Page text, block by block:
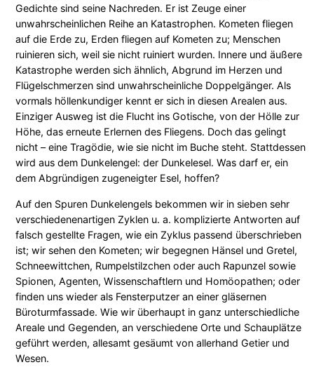
Gedichte sind seine Nachreden. Er ist Zeuge einer
unwahrscheinlichen Reihe an Katastrophen. Kometen fliegen
auf die Erde zu, Erden fliegen auf Kometen zu; Menschen
ruinieren sich, weil sie nicht ruiniert wurden. Innere und äußere
Katastrophe werden sich ähnlich, Abgrund im Herzen und
Flügelschmerzen sind unwahrscheinliche Doppelgänger. Als
vormals höllenkundiger kennt er sich in diesen Arealen aus.
Einziger Ausweg ist die Flucht ins Gotische, von der Hölle zur
Höhe, das erneute Erlernen des Fliegens. Doch das gelingt
nicht – eine Tragödie, wie sie nicht im Buche steht. Stattdessen
wird aus dem Dunkelengel: der Dunkelesel. Was darf er, ein
dem Abgründigen zugeneigter Esel, hoffen?
Auf den Spuren Dunkelengels bekommen wir in sieben sehr
verschiedenenartigen Zyklen u. a. komplizierte Antworten auf
falsch gestellte Fragen, wie ein Zyklus passend überschrieben
ist; wir sehen den Kometen; wir begegnen Hänsel und Gretel,
Schneewittchen, Rumpelstilzchen oder auch Rapunzel sowie
Spionen, Agenten, Wissenschaftlern und Homöopathen; oder
finden uns wieder als Fensterputzer an einer gläsernen
Büroturmfassade. Wie wir überhaupt in ganz unterschiedliche
Areale und Gegenden, an verschiedene Orte und Schauplätze
geführt werden, allesamt gesäumt von allerhand Getier und
Wesen.